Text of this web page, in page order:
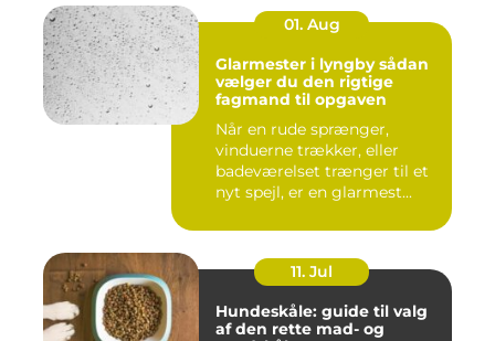
01. Aug
Glarmester i lyngby sådan
vælger du den rigtige
fagmand til opgaven
Når en rude sprænger,
vinduerne trækker, eller
badeværelset trænger til et
nyt spejl, er en glarmest...
11. Jul
Hundeskåle: guide til valg
af den rette mad- og